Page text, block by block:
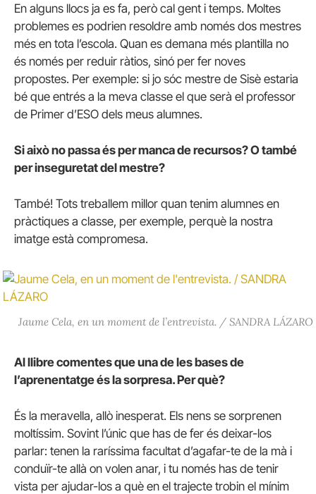
En alguns llocs ja es fa, però cal gent i temps. Moltes
problemes es podrien resoldre amb només dos mestres
més en tota l’escola. Quan es demana més plantilla no
és només per reduir ràtios, sinó per fer noves
propostes. Per exemple: si jo sóc mestre de Sisè estaria
bé que entrés a la meva classe el que serà el professor
de Primer d’ESO dels meus alumnes.
Si això no passa és per manca de recursos? O també
per inseguretat del mestre?
També! Tots treballem millor quan tenim alumnes en
pràctiques a classe, per exemple, perquè la nostra
imatge està compromesa.
Jaume Cela, en un moment de l’entrevista. / SANDRA LÁZARO
Al llibre comentes que una de les bases de
l’aprenentatge és la sorpresa. Per què?
És la meravella, allò inesperat. Els nens se sorprenen
moltíssim. Sovint l’únic que has de fer és deixar-los
parlar: tenen la raríssima facultat d’agafar-te de la mà i
conduïr-te allà on volen anar, i tu només has de tenir
vista per ajudar-los a què en el trajecte trobin el mínim